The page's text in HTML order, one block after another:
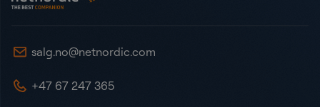
salg.no@netnordic.com
+47 67 247 365